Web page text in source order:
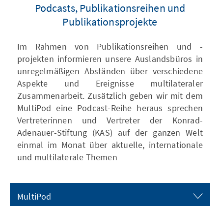
Podcasts, Publikationsreihen und
Publikationsprojekte
Im Rahmen von Publikationsreihen und -
projekten informieren unsere Auslandsbüros in
unregelmäßigen Abständen über verschiedene
Aspekte und Ereignisse multilateraler
Zusammenarbeit. Zusätzlich geben wir mit dem
MultiPod eine Podcast-Reihe heraus sprechen
Vertreterinnen und Vertreter der Konrad-
Adenauer-Stiftung (KAS) auf der ganzen Welt
einmal im Monat über aktuelle, internationale
und multilaterale Themen
MultiPod